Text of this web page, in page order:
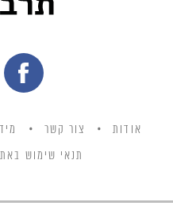
אודות צור קשר
תנאי שימוש